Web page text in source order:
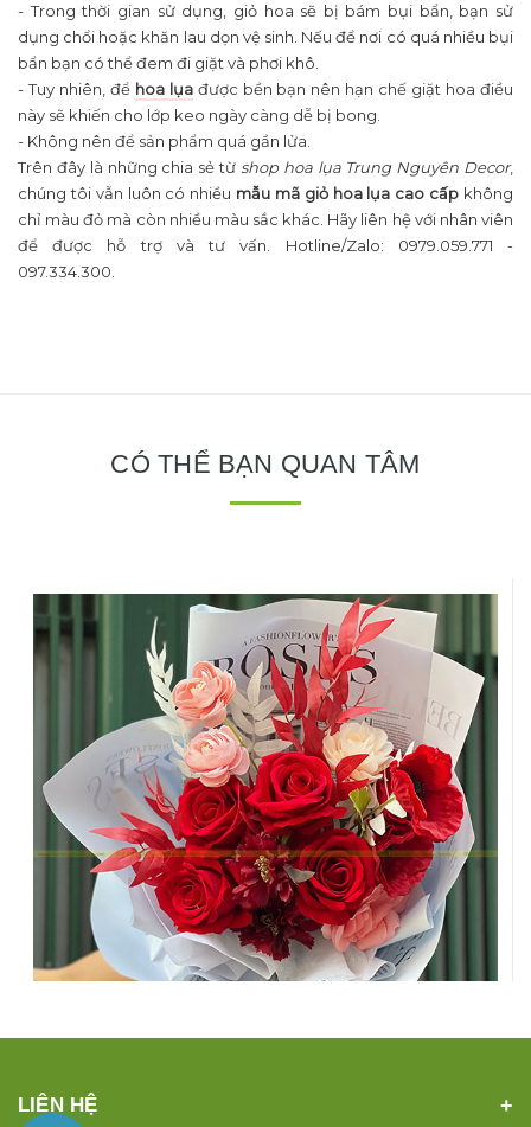
- Trong thời gian sử dụng, giỏ hoa sẽ bị bám bụi bẩn, bạn sử
dụng chổi hoặc khăn lau dọn vệ sinh. Nếu để nơi có quá nhiều bụi
bẩn bạn có thể đem đi giặt và phơi khô.
- Tuy nhiên, để hoa lụađược bền bạn nên hạn chế giặt hoa điều
này sẽ khiến cho lớp keo ngày càng dễ bị bong.
- Không nên để sản phẩm quá gần lửa.
Trên đây là những chia sẻ từ shop hoa lụa Trung Nguyên Decor,
chúng tôi vẫn luôn có nhiều mẫu mã giỏ hoa lụa cao cấp không
chỉ màu đỏ mà còn nhiều màu sắc khác. Hãy liên hệ với nhân viên
để được hỗ trợ và tư vấn. Hotline/Zalo: 0979.059.771 -
097.334.300.
CÓ THỂ BẠN QUAN TÂM
LIÊN HỆ